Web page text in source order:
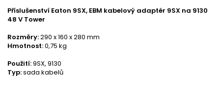
Příslušenství Eaton 9SX, EBM kabelový adaptér 9SX na 9130
48 V Tower
Rozměry:290 x 160 x 280 mm
Hmotnost:0,75 kg
Použití:9SX, 9130
Typ:sada kabelů